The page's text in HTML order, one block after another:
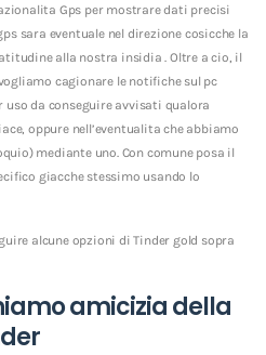
Gps per mostrare dati precisi
sara eventuale nel direzione cosicche la
alla nostra insidia . Oltre a cio, il
cagionare le notifiche sul pc
da conseguire avvisati qualora
oppure nell’eventualita che abbiamo
mediante uno. Con comune posa il
giacche stessimo usando lo
alcune opzioni di Tinder gold sopra
amicizia della